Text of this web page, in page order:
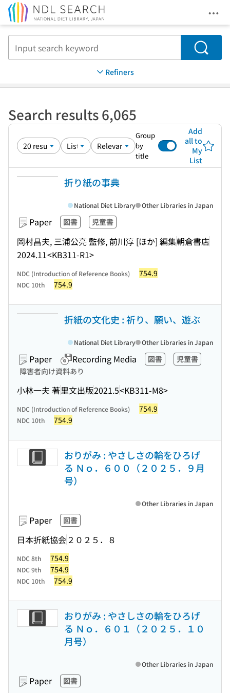
Search
Refiners
Search results 6,065
Group
by
title
Add
all to
My
List
折り紙の事典
Paper 図書 児童書
岡村昌夫, 三浦公亮 監修, 前川淳 [ほか] 編集朝倉書店
2024.11<KB311-R1>
National Diet Library Other Libraries in Japan
NDC (Introduction of Reference Books) 754.9
NDC 10th 754.9
折紙の文化史 : 祈り、願い、遊ぶ
Paper Recording Media 図書
児童書
障害者向け資料あり
小林一夫 著里文出版2021.5<KB311-M8>
National Diet Library Other Libraries in Japan
NDC (Introduction of Reference Books) 754.9
NDC 10th 754.9
おりがみ : やさしさの輪をひろげ
る Ｎｏ．６００（２０２５．９月
号）
Paper 図書
日本折紙協会 ２０２５．８
Other Libraries in Japan
NDC 8th 754.9
NDC 9th 754.9
NDC 10th 754.9
おりがみ : やさしさの輪をひろげ
る Ｎｏ．６０１（２０２５．１０
月号）
Paper 図書
Other Libraries in Japan